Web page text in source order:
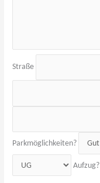
Straße
Parkmöglichkeiten?
Aufzug?